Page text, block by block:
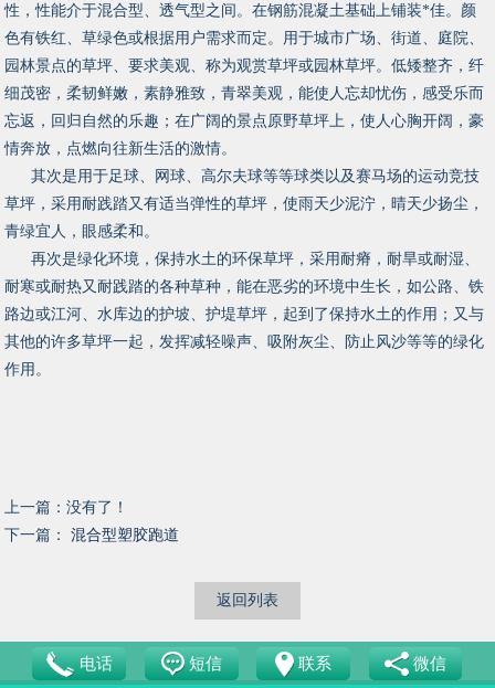
性，性能介于混合型、透气型之间。在钢筋混凝土基础上铺装*佳。颜
色有铁红、草绿色或根据用户需求而定。用于城市广场、街道、庭院、
园林景点的草坪、要求美观、称为观赏草坪或园林草坪。低矮整齐，纤
细茂密，柔韧鲜嫩，素静雅致，青翠美观，能使人忘却忧伤，感受乐而
忘返，回归自然的乐趣；在广阔的景点原野草坪上，使人心胸开阔，豪
情奔放，点燃向往新生活的激情。
其次是用于足球、网球、高尔夫球等等球类以及赛马场的运动竞技
草坪，采用耐践踏又有适当弹性的草坪，使雨天少泥泞，晴天少扬尘，
青绿宜人，眼感柔和。
再次是绿化环境，保持水土的环保草坪，采用耐瘠，耐旱或耐湿、
耐寒或耐热又耐践踏的各种草种，能在恶劣的环境中生长，如公路、铁
路边或江河、水库边的护坡、护堤草坪，起到了保持水土的作用；又与
其他的许多草坪一起，发挥减轻噪声、吸附灰尘、防止风沙等等的绿化
作用。
上一篇：没有了！
下一篇：混合型塑胶跑道
返回列表
电话 短信 联系 微信